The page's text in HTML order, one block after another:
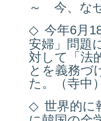
～ 今、な
◇ 今年6月
安婦」問題
対して「法
とを義務づ
た。（寺中
◇ 世界的に